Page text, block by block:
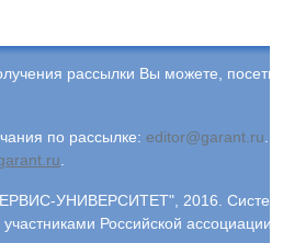
рассылки Вы можете,
по рассылке: editor@garant.ru
УНИВЕРСИТЕТ", 2016. Система
Российской